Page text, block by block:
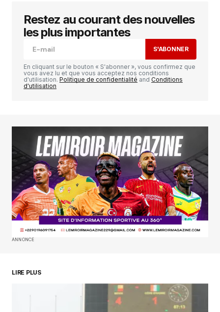
Votre adresse e-mail ne sera pas publiée. Les
champs obligatoires sont indiqués avec
Your E-mail*
Enregistrer mon nom, mon e-mail et mon
site dans le navigateur pour mon prochain
commentaire.
SUBMIT COMMENT
Restez au courant des nouvelles
les plus importantes
S'ABONNER
En cliquant sur le bouton « S'abonner », vous confirmez que
vous avez lu et que vous acceptez nos conditions
d'utilisation. Politique de confidentialité and Conditions
d'utilisation
ANNONCE
LIRE PLUS